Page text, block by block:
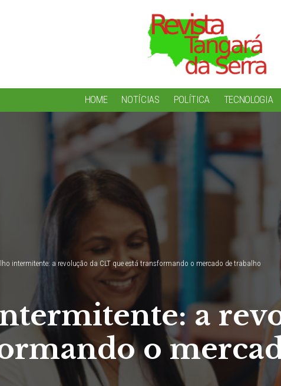
HOME NOTÍCIAS POLÍTICA TECNOLOGIA
intermitente: a revolução da CLT que está transformando o mercado de trabalho
a
o